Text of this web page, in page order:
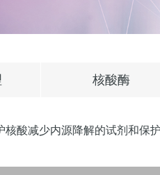
核酸酶
酸减少内源降解的试剂和保